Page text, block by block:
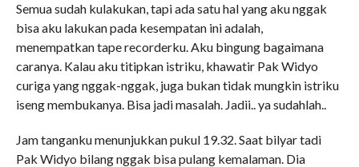
Semua sudah kulakukan, tapi ada satu hal yang aku nggak
bisa aku lakukan pada kesempatan ini adalah,
menempatkan tape recorderku. Aku bingung bagaimana
caranya. Kalau aku titipkan istriku, khawatir Pak Widyo
curiga yang nggak-nggak, juga bukan tidak mungkin istriku
iseng membukanya. Bisa jadi masalah. Jadii.. ya sudahlah..
Jam tanganku menunjukkan pukul 19.32. Saat bilyar tadi
Pak Widyo bilang nggak bisa pulang kemalaman. Dia